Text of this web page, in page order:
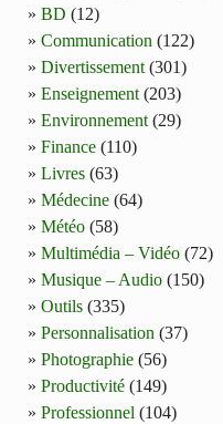
BD (12)
Communication (122)
Divertissement (301)
Enseignement (203)
Environnement (29)
Finance (110)
Livres (63)
Médecine (64)
Météo (58)
Multimédia – Vidéo (72)
Musique – Audio (150)
Outils (335)
Personnalisation (37)
Photographie (56)
Productivité (149)
Professionnel (104)